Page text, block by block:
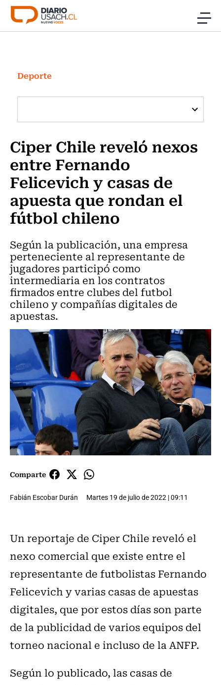
Click acá para ir directamente al contenido
Investigación
Cultura
Programas Radio y TV Usach
Deporte
Ciper Chile reveló nexos
entre Fernando
Felicevich y casas de
apuesta que rondan el
fútbol chileno
Según la publicación, una empresa
perteneciente al representante de
jugadores participó como
intermediaria en los contratos
firmados entre clubes del futbol
chileno y compañías digitales de
apuestas.
Comparte
Fabián Escobar Durán Martes 19 de julio de 2022 | 09:11
Un reportaje de Ciper Chile reveló el
nexo comercial que existe entre el
representante de futbolistas Fernando
Felicevich y varias casas de apuestas
digitales, que por estos días son parte
de la publicidad de varios equipos del
torneo nacional e incluso de la ANFP.
Según lo publicado, las casas de